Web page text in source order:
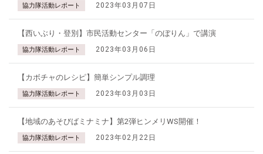
協力隊活動レポート 2023年03月07日
【西いぶり・登別】市民活動センター「のぼりん」で講演
協力隊活動レポート 2023年03月06日
【カボチャのレシピ】簡単シンプル調理
協力隊活動レポート 2023年03月03日
【地域のあそびばミナミナ】第2弾ヒンメリWS開催！
協力隊活動レポート 2023年02月22日